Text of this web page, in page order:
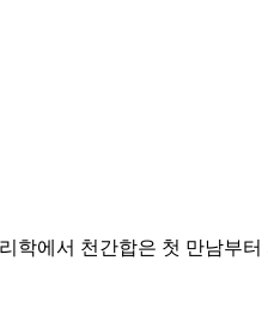
에서 천간합은 첫 만남부